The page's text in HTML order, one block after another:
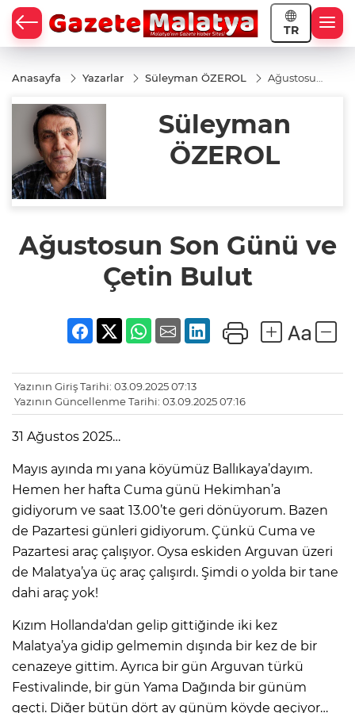
TR
Anasayfa Yazarlar Süleyman ÖZEROL
Ağustosun
Süleyman
ÖZEROL
Ağustosun Son Günü ve
Çetin Bulut
Yazının Giriş Tarihi: 03.09.2025 07:13
Yazının Güncellenme Tarihi: 03.09.2025 07:16
31 Ağustos 2025…
Mayıs ayında mı yana köyümüz Ballıkaya’dayım.
Hemen her hafta Cuma günü Hekimhan’a
gidiyorum ve saat 13.00’te geri dönüyorum. Bazen
de Pazartesi günleri gidiyorum. Çünkü Cuma ve
Pazartesi araç çalışıyor. Oysa eskiden Arguvan üzeri
de Malatya’ya üç araç çalışırdı. Şimdi o yolda bir tane
dahi araç yok!
Kızım Hollanda'dan gelip gittiğinde iki kez
Malatya’ya gidip gelmemin dışında bir kez de bir
cenazeye gittim. Ayrıca bir gün Arguvan türkü
Festivalinde, bir gün Yama Dağında bir günüm
geçti. Diğer bütün dört ay günüm köyde geçiyor…